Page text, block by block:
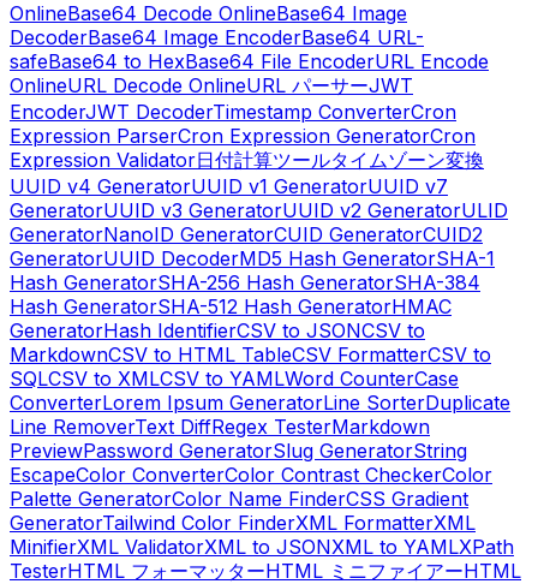
OnlineBase64 Decode OnlineBase64 Image
DecoderBase64 Image EncoderBase64 URL-
safeBase64 to HexBase64 File EncoderURL Encode
OnlineURL Decode OnlineURL パーサーJWT
EncoderJWT DecoderTimestamp ConverterCron
Expression ParserCron Expression GeneratorCron
Expression Validator日付計算ツールタイムゾーン変換
UUID v4 GeneratorUUID v1 GeneratorUUID v7
GeneratorUUID v3 GeneratorUUID v2 GeneratorULID
GeneratorNanoID GeneratorCUID GeneratorCUID2
GeneratorUUID DecoderMD5 Hash GeneratorSHA-1
Hash GeneratorSHA-256 Hash GeneratorSHA-384
Hash GeneratorSHA-512 Hash GeneratorHMAC
GeneratorHash IdentifierCSV to JSONCSV to
MarkdownCSV to HTML TableCSV FormatterCSV to
SQLCSV to XMLCSV to YAMLWord CounterCase
ConverterLorem Ipsum GeneratorLine SorterDuplicate
Line RemoverText DiffRegex TesterMarkdown
PreviewPassword GeneratorSlug GeneratorString
EscapeColor ConverterColor Contrast CheckerColor
Palette GeneratorColor Name FinderCSS Gradient
GeneratorTailwind Color FinderXML FormatterXML
MinifierXML ValidatorXML to JSONXML to YAMLXPath
TesterHTML フォーマッターHTML ミニファイアーHTML